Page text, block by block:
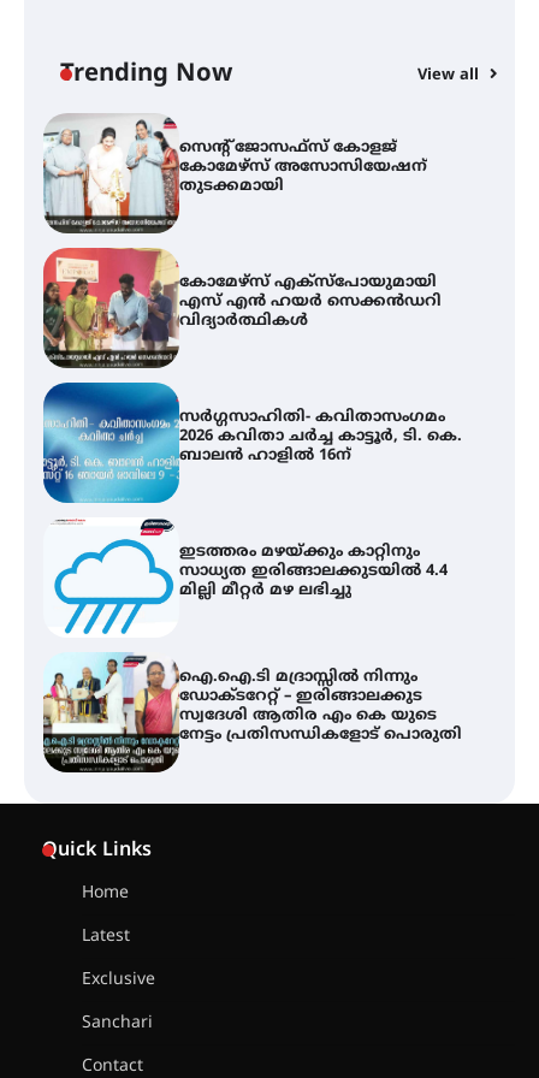
Trending Now View all
കോമേഴ്സ് എക്സ്പോയുമായി
എസ് എൻ ഹയർ സെക്കൻഡറി
വിദ്യാർത്ഥികൾ
സർഗ്ഗസാഹിതി- കവിതാസംഗമം
2026 കവിതാ ചർച്ച കാട്ടൂർ, ടി. കെ.
ബാലൻ ഹാളിൽ 16ന്
ഇടത്തരം മഴയ്ക്കും കാറ്റിനും
സാധ്യത ഇരിങ്ങാലക്കുടയിൽ 4.4
മില്ലി മീറ്റർ മഴ ലഭിച്ചു
ഐ.ഐ.ടി മദ്രാസ്സിൽ നിന്നും
ഡോക്ടറേറ്റ് – ഇരിങ്ങാലക്കുട
സ്വദേശി ആതിര എം കെ യുടെ
നേട്ടം പ്രതിസന്ധികളോട് പൊരുതി
ട്യുണീഷ്യൻ ചിത്രം ” ദി വോയിസ്
ഓഫ് ഹിന്ദ് റജബ് ” ഇരിങ്ങാലക്കുട
ഫിലിം സൊസൈറ്റി ആഗസ്റ്റ് 7
വെള്ളിയാഴ്ച സ്‌ക്രീൻ ചെയ്യുന്നു
Quick Links
Home
Latest
Exclusive
Sanchari
Contact